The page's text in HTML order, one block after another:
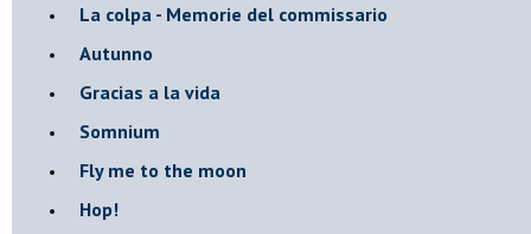
​La colpa - Memorie del commissario
Autunno
Gracias a la vida
Somnium
Fly me to the moon
Hop!